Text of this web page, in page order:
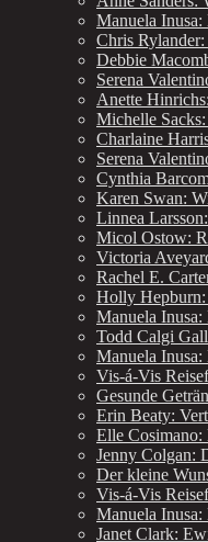
Manuela Inusa:
Chris
Debbie
Serena
Anette
Michelle
Charlaine
Serena
Cynthia
Karen Swan:
Linnea
Micol Ostow:
Victoria
Rachel E.
Holly Hepburn:
Manuela Inusa:
Todd Calgi
Manuela
Vis-á-Vis
Gesunde
Erin Beaty:
Elle Cosimano:
Jenny Colgan:
Der kleine
Vis-á-Vis
Manuela Inusa:
Janet Clark: